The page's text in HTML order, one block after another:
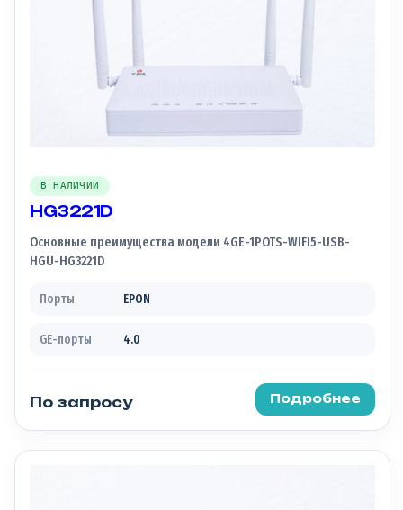
В НАЛИЧИИ
HG3221D
Основные преимущества модели 4GE-1POTS-WIFI5-USB-
HGU-HG3221D
Порты EPON
GE-порты 4.0
По запросу Подробнее